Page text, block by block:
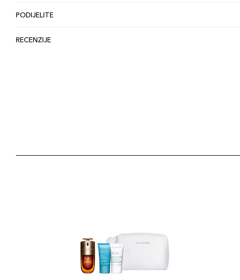
PODIJELITE
RECENZIJE